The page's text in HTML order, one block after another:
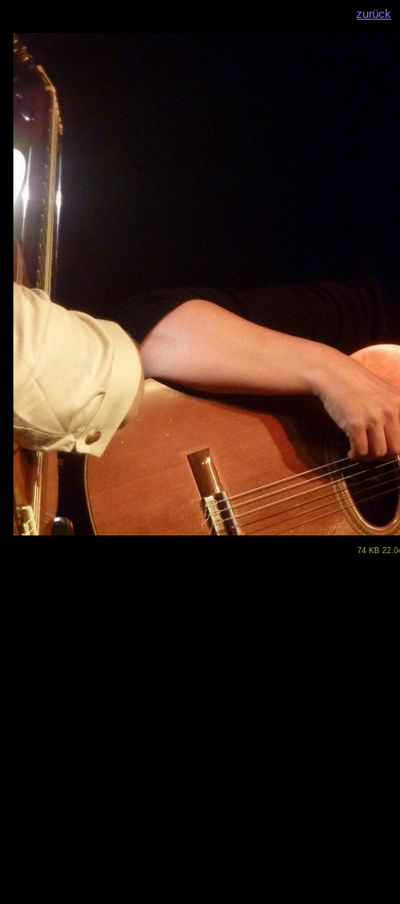
zurück
74 KB